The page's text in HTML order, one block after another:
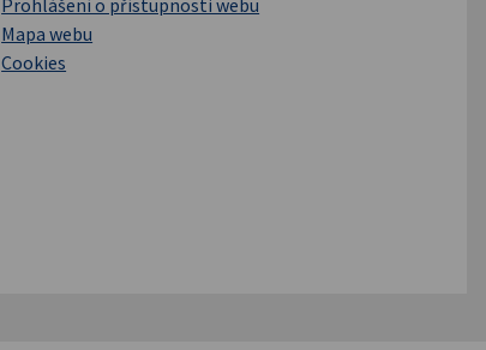
Prohlášení o přístupnosti webu
Mapa webu
Cookies